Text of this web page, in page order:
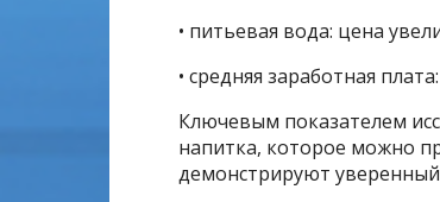
• питьевая вода: цена
• средняя заработная
Ключевым показателем
напитка, которое можно
демонстрируют уверенный